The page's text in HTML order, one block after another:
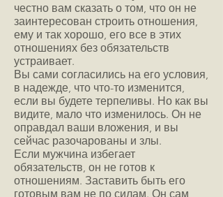
честно вам сказать о том, что он не
заинтересован строить отношения,
ему и так хорошо, его все в этих
отношениях без обязательств
устраивает.
Вы сами согласились на его условия,
в надежде, что что-то изменится,
если вы будете терпеливы. Но как вы
видите, мало что изменилось. Он не
оправдал ваши вложения, и вы
сейчас разочарованы и злы.
Если мужчина избегает
обязательств, он не готов к
отношениям. Заставить быть его
готовым вам не по силам. Он сам